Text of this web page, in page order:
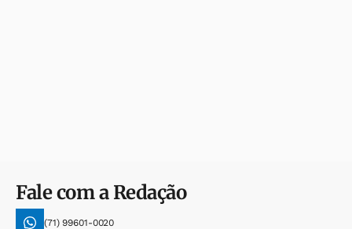
Fale com a Redação
(71) 99601-0020